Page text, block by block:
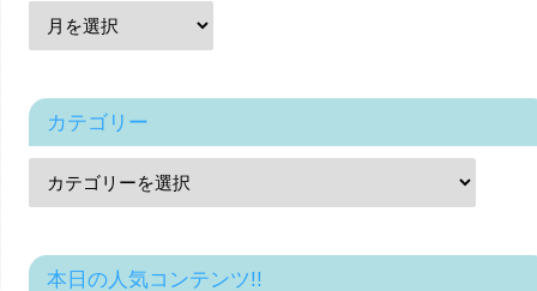
カテゴリー
本日の人気コンテンツ!!